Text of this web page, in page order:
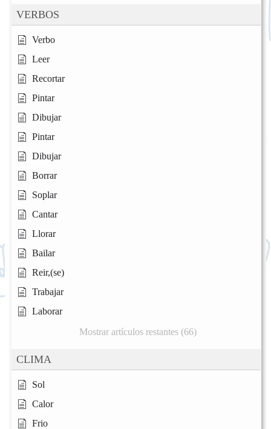
VERBOS
Verbo
Leer
Recortar
Pintar
Dibujar
Pintar
Dibujar
Borrar
Soplar
Cantar
Llorar
Bailar
Reir,(se)
Trabajar
Laborar
Mostrar artículos restantes (66)
CLIMA
Sol
Calor
Frio